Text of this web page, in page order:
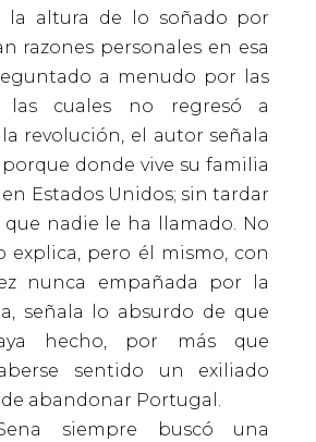
la altura de lo soñado por
razones personales en esa
a menudo por las
las cuales no regresó a
revolución, el autor señala
donde vive su familia
Estados Unidos; sin tardar
nadie le ha llamado. No
explica, pero él mismo, con
nunca empañada por la
señala lo absurdo de que
hecho, por más que
sentido un exiliado
abandonar Portugal.
buscó una